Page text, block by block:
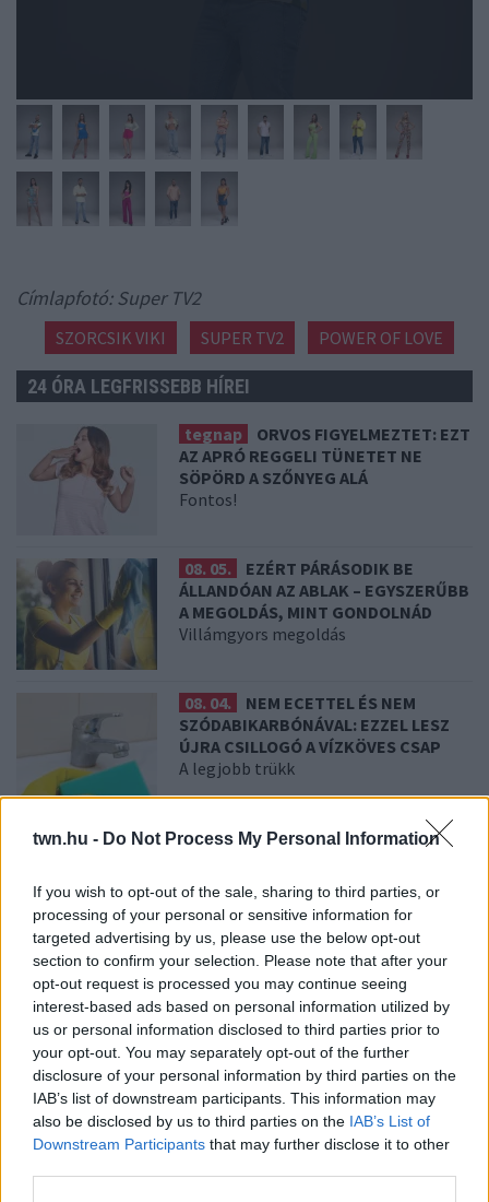
twn.hu - Do Not Process My Personal Information
If you wish to opt-out of the sale, sharing to third parties, or
processing of your personal or sensitive information for
targeted advertising by us, please use the below opt-out
section to confirm your selection. Please note that after your
opt-out request is processed you may continue seeing
interest-based ads based on personal information utilized by
us or personal information disclosed to third parties prior to
your opt-out. You may separately opt-out of the further
disclosure of your personal information by third parties on the
IAB’s list of downstream participants. This information may
also be disclosed by us to third parties on the IAB’s List of
Downstream Participants that may further disclose it to other
Címlapfotó: Super TV2
SZORCSIK VIKI SUPER TV2 POWER OF LOVE
24 ÓRA LEGFRISSEBB HÍREI
tegnap
ORVOS FIGYELMEZTET: EZT
AZ APRÓ REGGELI TÜNETET NE
SÖPÖRD A SZŐNYEG ALÁ
Fontos!
08. 05.
EZÉRT PÁRÁSODIK BE
ÁLLANDÓAN AZ ABLAK – EGYSZERŰBB
A MEGOLDÁS, MINT GONDOLNÁD
Villámgyors megoldás
08. 04.
NEM ECETTEL ÉS NEM
SZÓDABIKARBÓNÁVAL: EZZEL LESZ
ÚJRA CSILLOGÓ A VÍZKÖVES CSAP
A legjobb trükk
08. 03.
HA MINDIG EZT A MONDATOT
Te szoktad?
08. 02.
SOKAN ROSSZUL TÁROLJÁK A GYÓGYSZEREIKET –
EMIATT CSÖKKENHET A HATÁSUK
Érdemes odafigyelni rá
08. 01.
EGYRE TÖBB FIATALNÁL JELENTKEZIK EZ A
VITAMINHIÁNY – ILYEN JELEKRE FIGYELJ
Erre figyelj!
07. 31.
NEM A CITROMSAV, AZ ECET VAGY A
SZÓDABIKARBÓNA A LEGERŐSEBB: EZT HASZNÁLJÁK A